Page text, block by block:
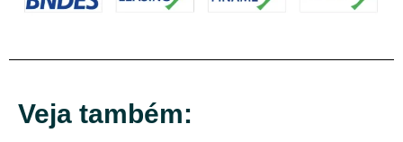
Veja também: